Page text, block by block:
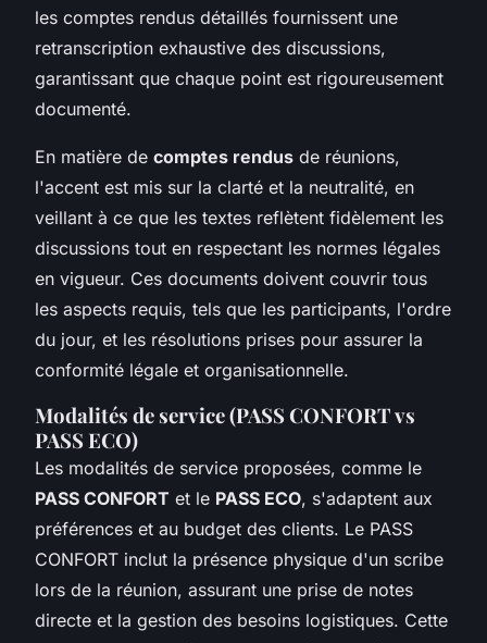
les comptes rendus détaillés fournissent une
retranscription exhaustive des discussions,
garantissant que chaque point est rigoureusement
documenté.
En matière de comptes rendus de réunions,
l'accent est mis sur la clarté et la neutralité, en
veillant à ce que les textes reflètent fidèlement les
discussions tout en respectant les normes légales
en vigueur. Ces documents doivent couvrir tous
les aspects requis, tels que les participants, l'ordre
du jour, et les résolutions prises pour assurer la
conformité légale et organisationnelle.
Modalités de service (PASS CONFORT vs
PASS ECO)
Les modalités de service proposées, comme le
PASS CONFORT et le PASS ECO, s'adaptent aux
préférences et au budget des clients. Le PASS
CONFORT inclut la présence physique d'un scribe
lors de la réunion, assurant une prise de notes
directe et la gestion des besoins logistiques. Cette